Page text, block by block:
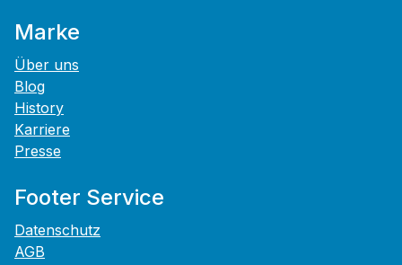
Marke
Über uns
Blog
History
Karriere
Presse
Footer Service
Datenschutz
AGB